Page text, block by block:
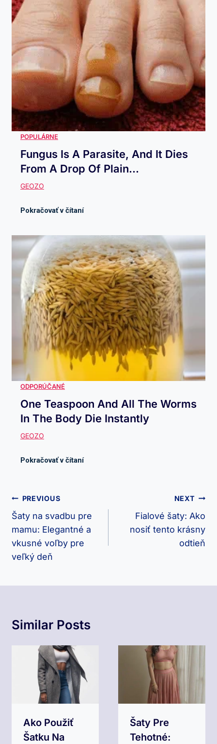
Fungus Is A Parasite, And It Dies
From A Drop Of Plain...
One Teaspoon And All The Worms
In The Body Die Instantly
Navigácia
V
Článku
PREVIOUS
Šaty na svadbu pre
mamu: Elegantné a
vkusné voľby pre
veľký deň
NEXT
Fialové šaty: Ako
nosiť tento krásny
odtieň
Similar Posts
Ako Použiť
Šatku Na
Šaty Pre
Tehotné: